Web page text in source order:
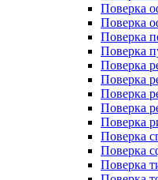
Поверка
Поверка
Поверка
Поверка
Поверка
Поверка
Поверка
Поверка
Поверка
Поверка
Поверка
Поверка